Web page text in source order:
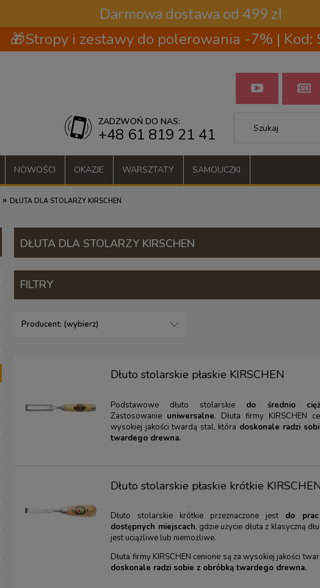
Darmowa dostawa od 499 zł
🎁Stropy i zestawy do polerowania -7% | Kod:
ZADZWOŃ DO NAS:
+48 61 819 21 41
NOWOŚCI OKAZJE WARSZTATY SAMOUCZKI
» DŁUTA DLA STOLARZY KIRSCHEN
DŁUTA DLA STOLARZY KIRSCHEN
FILTRY
Producent: (wybierz)
Dłuto stolarskie płaskie KIRSCHEN
Podstawowe dłuto stolarskie do średnio
Zastosowanie uniwersalne. Dłuta firmy KIRSCHEN
wysokiej jakości twardą stal, która doskonale radzi
twardego drewna.
Dłuto stolarskie płaskie krótkie KIRSCHEN
Dłuto stolarskie krótkie przeznaczone jest do
dostępnych miejscach, gdzie użycie dłuta z klasyczną
jest uciążliwe lub niemożliwe.
Dłuta firmy KIRSCHEN cenione są za wysokiej jakości
doskonale radzi sobie z obróbką twardego drewna.